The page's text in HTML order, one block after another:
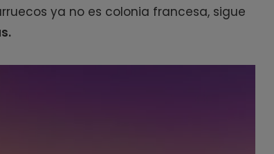
ya no es colonia francesa, sigue